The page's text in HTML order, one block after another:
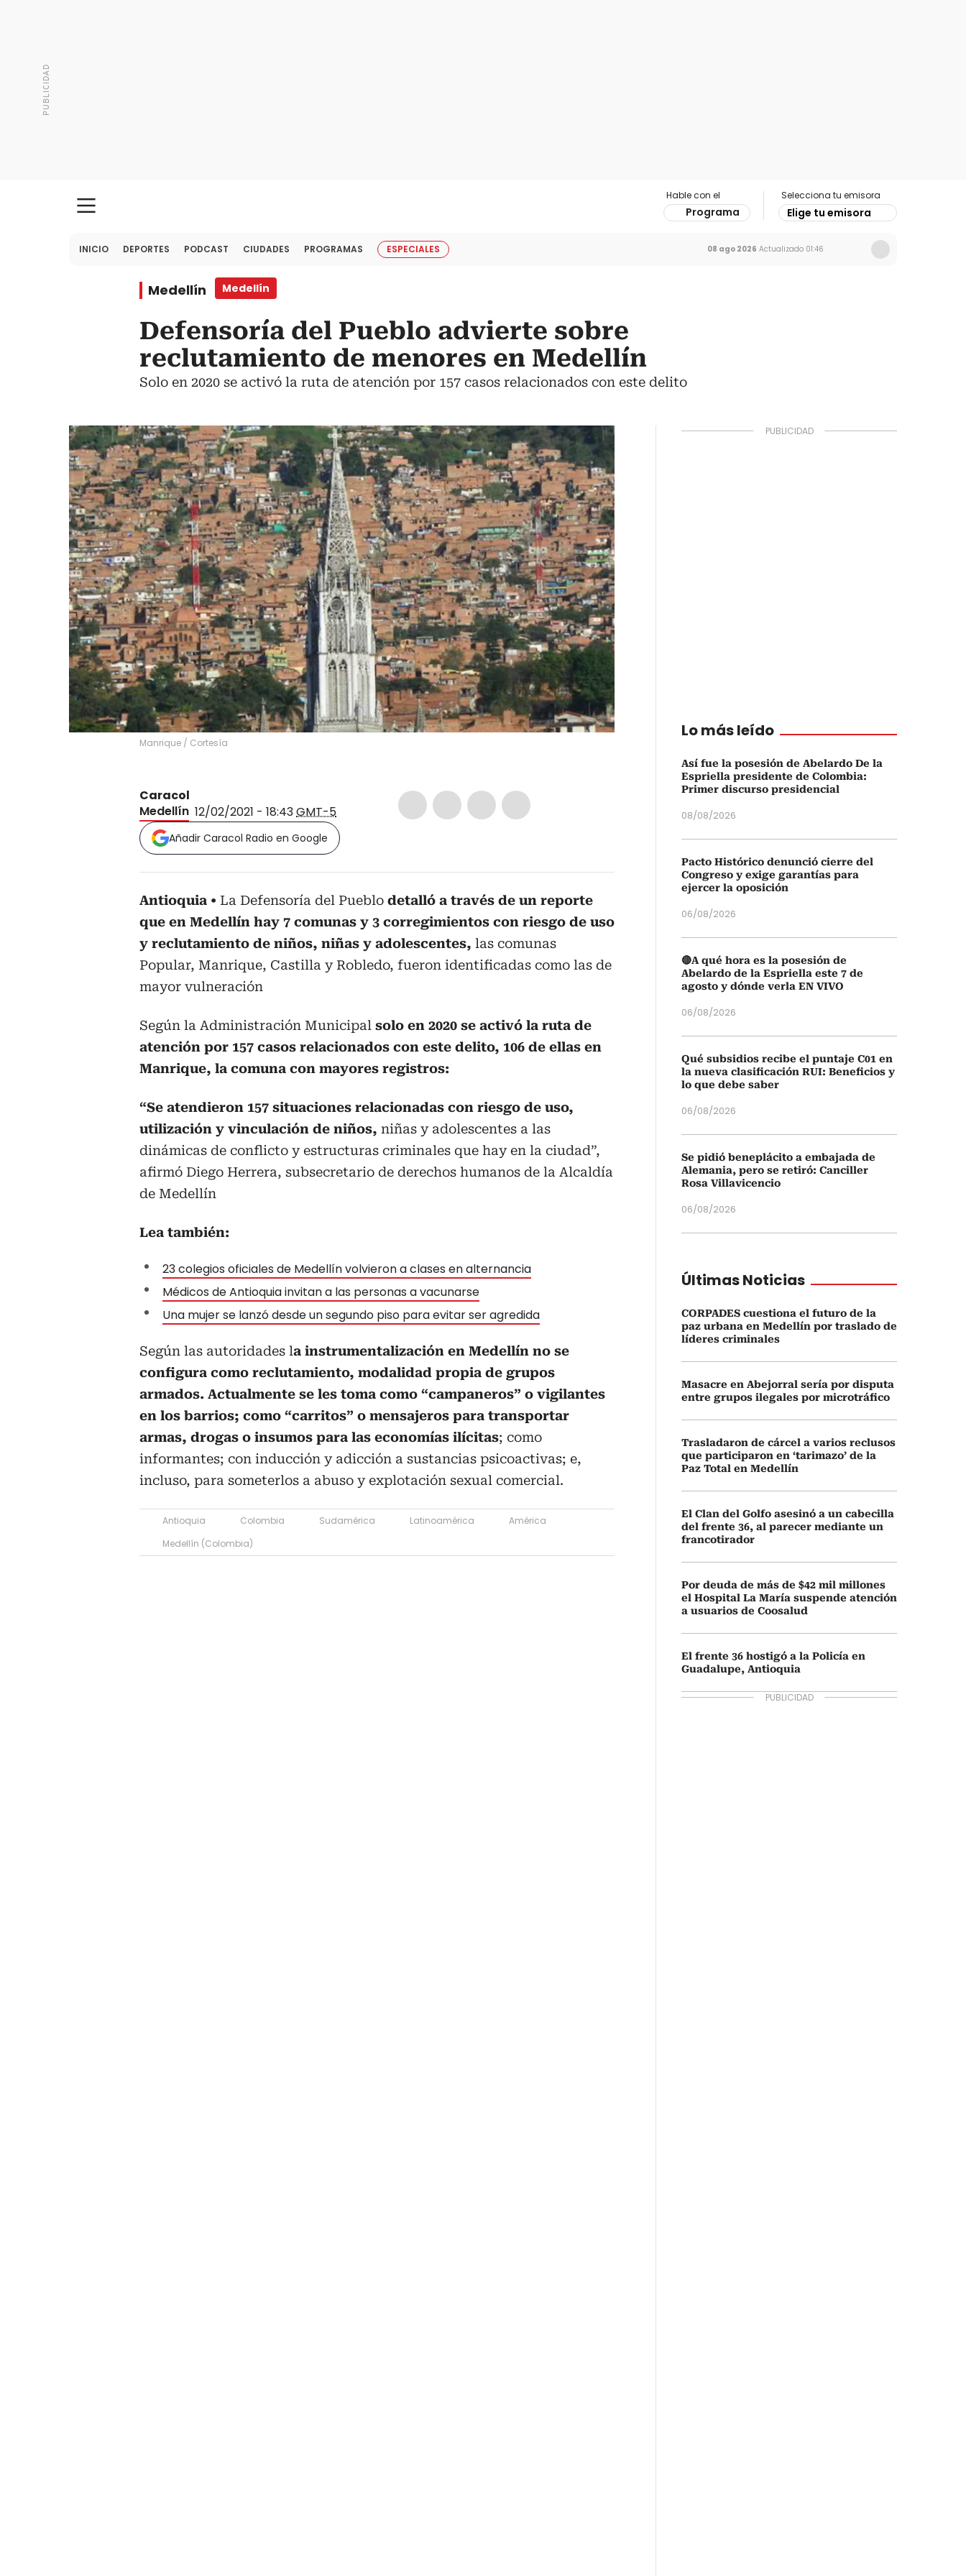
Hable con el
Programa
Selecciona tu emisora
Elige tu emisora
INICIO DEPORTES PODCAST CIUDADES PROGRAMAS ESPECIALES 08 ago 2026 Actualizado 01:46
Medellín Medellín
Defensoría del Pueblo advierte sobre
reclutamiento de menores en Medellín
Solo en 2020 se activó la ruta de atención por 157 casos relacionados con este delito
Manrique / Cortesía
Caracol
Medellín 12/02/2021 - 18:43GMT-5
Añadir Caracol Radio en Google
Antioquia La Defensoría del Pueblo detalló a través de un reporte
que en Medellín hay 7 comunas y 3 corregimientos con riesgo de uso
y reclutamiento de niños, niñas y adolescentes, las comunas
Popular, Manrique, Castilla y Robledo, fueron identificadas como las de
mayor vulneración
Según la Administración Municipal solo en 2020 se activó la ruta de
atención por 157 casos relacionados con este delito, 106 de ellas en
Manrique, la comuna con mayores registros:
“Se atendieron 157 situaciones relacionadas con riesgo de uso,
utilización y vinculación de niños, niñas y adolescentes a las
dinámicas de conflicto y estructuras criminales que hay en la ciudad”,
afirmó Diego Herrera, subsecretario de derechos humanos de la Alcaldía
de Medellín
Lea también:
23 colegios oficiales de Medellín volvieron a clases en alternancia
Médicos de Antioquia invitan a las personas a vacunarse
Una mujer se lanzó desde un segundo piso para evitar ser agredida
Según las autoridades la instrumentalización en Medellín no se
configura como reclutamiento, modalidad propia de grupos
armados. Actualmente se les toma como “campaneros” o vigilantes
en los barrios; como “carritos” o mensajeros para transportar
armas, drogas o insumos para las economías ilícitas; como
informantes; con inducción y adicción a sustancias psicoactivas; e,
incluso, para someterlos a abuso y explotación sexual comercial.
Antioquia Colombia Sudamérica Latinoamérica
América
Medellín (Colombia)
Lo más leído
Así fue la posesión de Abelardo De la
Espriella presidente de Colombia:
Primer discurso presidencial
08/08/2026
Pacto Histórico denunció cierre del
Congreso y exige garantías para
ejercer la oposición
06/08/2026
🔴A qué hora es la posesión de
Abelardo de la Espriella este 7 de
agosto y dónde verla EN VIVO
06/08/2026
Qué subsidios recibe el puntaje C01 en
la nueva clasificación RUI: Beneficios y
lo que debe saber
06/08/2026
Se pidió beneplácito a embajada de
Alemania, pero se retiró: Canciller
Rosa Villavicencio
06/08/2026
Últimas Noticias
CORPADES cuestiona el futuro de la
paz urbana en Medellín por traslado de
líderes criminales
Masacre en Abejorral sería por disputa
entre grupos ilegales por microtráfico
Trasladaron de cárcel a varios reclusos
que participaron en ‘tarimazo’ de la
Paz Total en Medellín
El Clan del Golfo asesinó a un cabecilla
del frente 36, al parecer mediante un
francotirador
Por deuda de más de $42 mil millones
el Hospital La María suspende atención
a usuarios de Coosalud
El frente 36 hostigó a la Policía en
Guadalupe, Antioquia